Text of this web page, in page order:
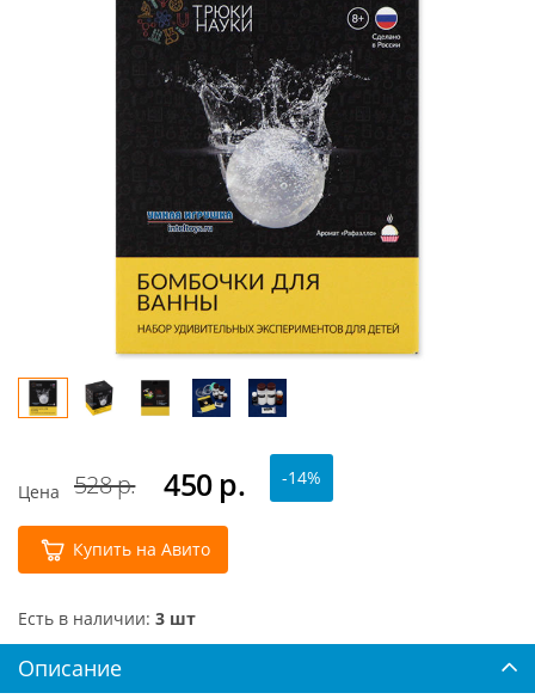
Цена 528 р. 450 р. -14%
Купить на Авито
Есть в наличии: 3 шт
Описание